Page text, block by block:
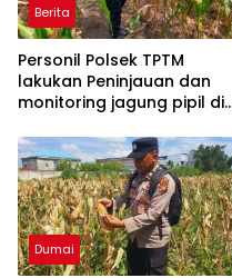
Berita
Personil Polsek TPTM
lakukan Peninjauan dan
monitoring jagung pipil di
TPTM
Dumai